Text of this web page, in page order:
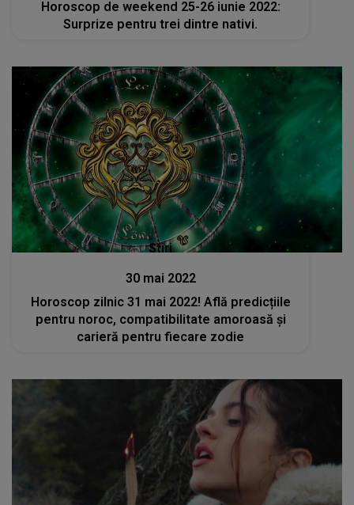
Stiri
30 mai 2022
Horoscop zilnic 31 mai 2022! Află predicțiile
pentru noroc, compatibilitate amoroasă și
carieră pentru fiecare zodie
Lansări muzicale
12 mai 2022
Rosalía a lansat „Delirio de Grandeza” -
Versurile piesei aici